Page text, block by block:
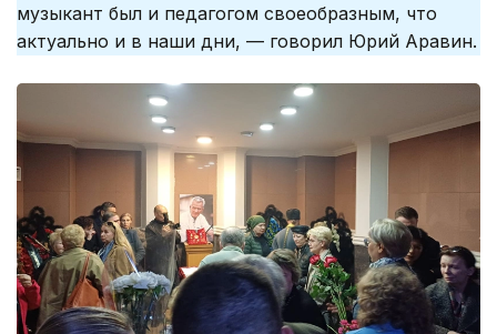
музыкант был и педагогом своеобразным, что
актуально и в наши дни, — говорил Юрий Аравин.